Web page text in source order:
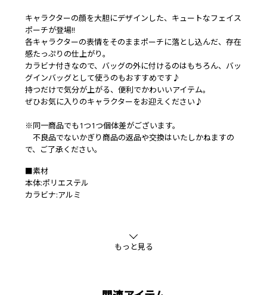
キャラクターの顔を大胆にデザインした、キュートなフェイス
ポーチが登場!!
各キャラクターの表情をそのままポーチに落とし込んだ、存在
感たっぷりの仕上がり。
カラビナ付きなので、バッグの外に付けるのはもちろん、バッ
グインバッグとして使うのもおすすめです♪
持つだけで気分が上がる、便利でかわいいアイテム。
ぜひお気に入りのキャラクターをお迎えください♪
※同一商品でも1つ1つ個体差がございます。
不良品でないかぎり商品の返品や交換はいたしかねますの
で、ご了承ください。
■素材
本体:ポリエステル
カラビナ:アルミ
もっと見る